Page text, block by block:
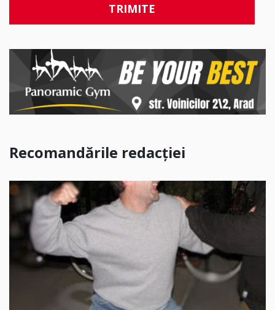
Recomandările redacției